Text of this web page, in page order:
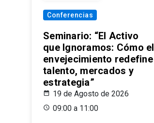
Conferencias
Seminario: “El Activo
que Ignoramos: Cómo el
envejecimiento redefine
talento, mercados y
estrategia”
19 de Agosto de 2026
09:00 a 11:00